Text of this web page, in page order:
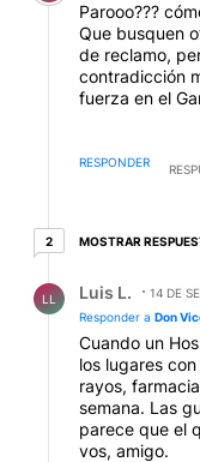
Parooo???
Que busquen
de reclamo,
contradicción
fuerza en el
que los
tutelar, sino
quiero? hago
son daños
RESPONDER
22 respuestas más
MOSTRAR
LL Luis L.
14 DE
Responder a Don
Cuando un
los lugares
rayos,
semana. Las
parece que el
vos, amigo.